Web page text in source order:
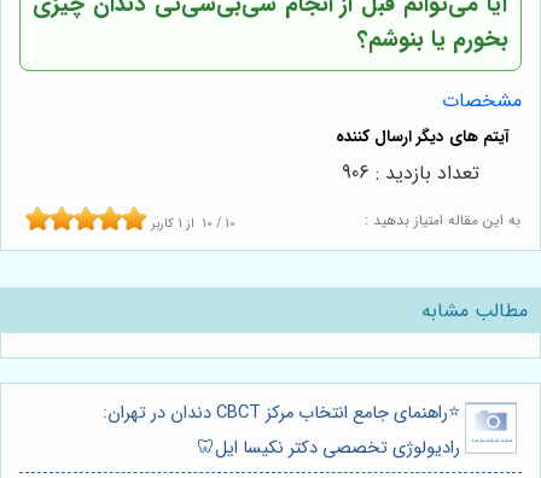
بخورم یا بنوشم؟
مشخصات
به این مقاله امتیاز بدهید : 10 / 10 از 1 کاربر
تعداد بازدید : 906
مطالب مشابه
⭐️راهنمای جامع انتخاب مرکز CBCT دندان در تهران:
رادیولوژی تخصصی دکتر نکیسا ایل🦷